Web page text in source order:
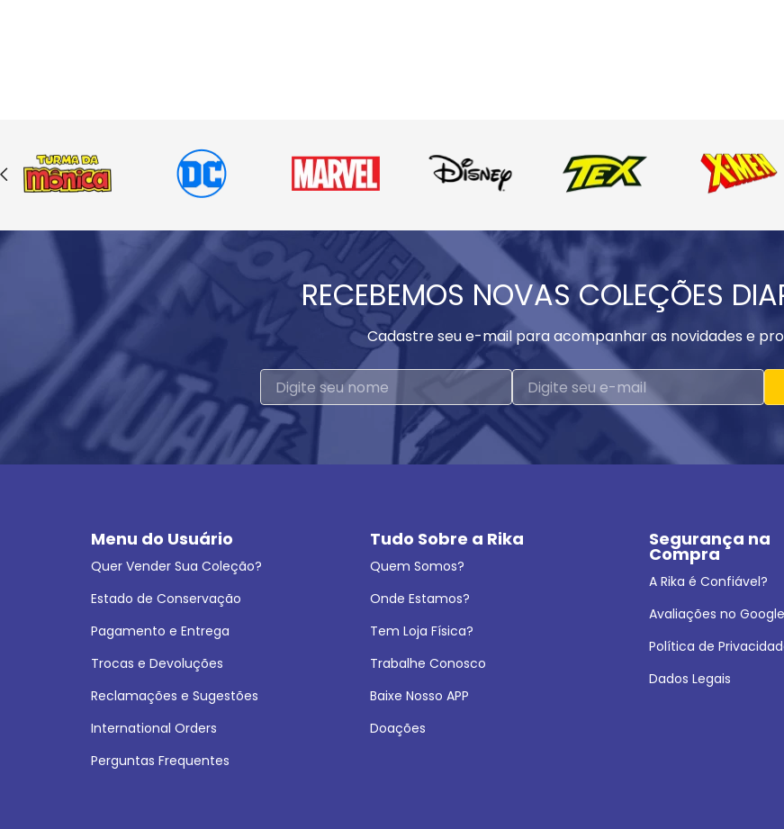
RECEBEMOS NOVAS COLEÇÕES
Cadastre seu e-mail para acompanhar as novidades e
Menu do Usuário
Quer Vender Sua Coleção?
Estado de Conservação
Pagamento e Entrega
Trocas e Devoluções
Reclamações e Sugestões
International Orders
Perguntas Frequentes
Tudo Sobre a Rika
Quem Somos?
Onde Estamos?
Tem Loja Física?
Trabalhe Conosco
Baixe Nosso APP
Doações
Segurança na
Compra
A Rika é Confiável?
Avaliações no Google
Política de
Dados Legais